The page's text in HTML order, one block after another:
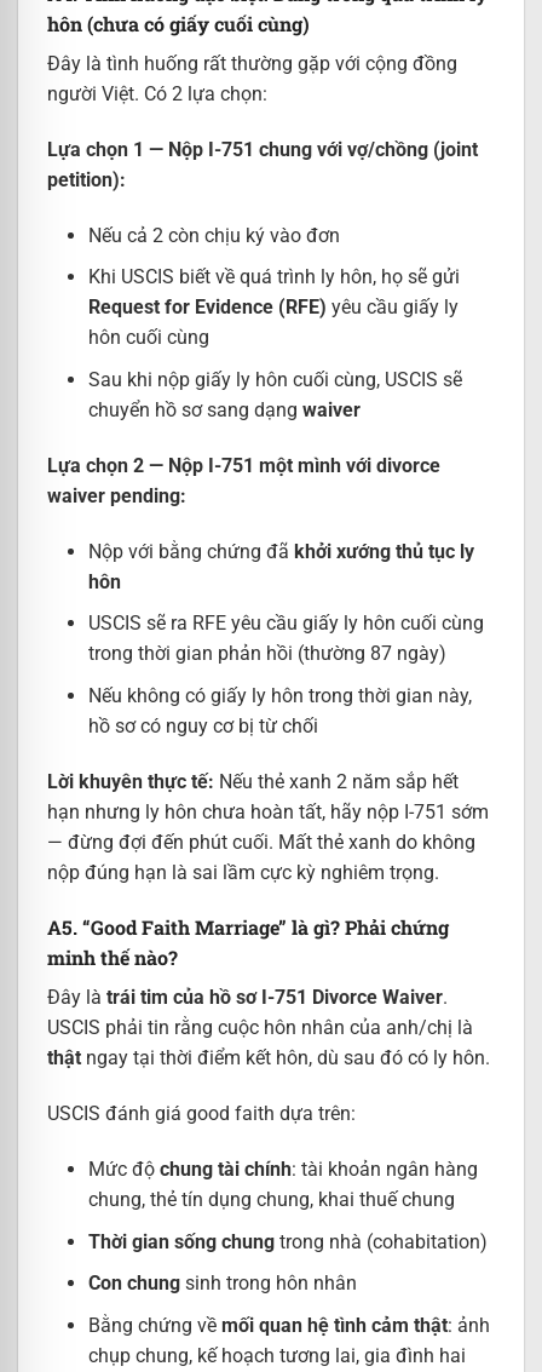
hôn (chưa có giấy cuối cùng)
Đây là tình huống rất thường gặp với cộng đồng
người Việt. Có 2 lựa chọn:
Lựa chọn 1 — Nộp I-751 chung với vợ/chồng (joint
petition):
Nếu cả 2 còn chịu ký vào đơn
Khi USCIS biết về quá trình ly hôn, họ sẽ gửi
Request for Evidence (RFE) yêu cầu giấy ly
hôn cuối cùng
Sau khi nộp giấy ly hôn cuối cùng, USCIS sẽ
chuyển hồ sơ sang dạng waiver
Lựa chọn 2 — Nộp I-751 một mình với divorce
waiver pending:
Nộp với bằng chứng đã khởi xướng thủ tục ly
hôn
USCIS sẽ ra RFE yêu cầu giấy ly hôn cuối cùng
trong thời gian phản hồi (thường 87 ngày)
Nếu không có giấy ly hôn trong thời gian này,
hồ sơ có nguy cơ bị từ chối
Lời khuyên thực tế: Nếu thẻ xanh 2 năm sắp hết
hạn nhưng ly hôn chưa hoàn tất, hãy nộp I-751 sớm
— đừng đợi đến phút cuối. Mất thẻ xanh do không
nộp đúng hạn là sai lầm cực kỳ nghiêm trọng.
A5. “Good Faith Marriage” là gì? Phải chứng
minh thế nào?
Đây là trái tim của hồ sơ I-751 Divorce Waiver.
USCIS phải tin rằng cuộc hôn nhân của anh/chị là
thật ngay tại thời điểm kết hôn, dù sau đó có ly hôn.
USCIS đánh giá good faith dựa trên:
Mức độ chung tài chính: tài khoản ngân hàng
chung, thẻ tín dụng chung, khai thuế chung
Thời gian sống chungtrong nhà (cohabitation)
Con chungsinh trong hôn nhân
Bằng chứng về mối quan hệ tình cảm thật: ảnh
chụp chung, kế hoạch tương lai, gia đình hai